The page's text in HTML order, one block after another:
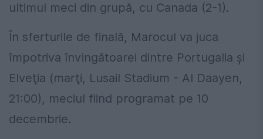
ultimul meci din grupă, cu Canada (2-1).
În sferturile de finală, Marocul va juca
împotriva învingătoarei dintre Portugalia şi
Elveţia (marţi, Lusail Stadium - Al Daayen,
21:00), meciul fiind programat pe 10
decembrie.